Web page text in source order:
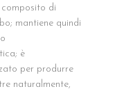
di
mantiene quindi
è
per produrre
naturalmente,